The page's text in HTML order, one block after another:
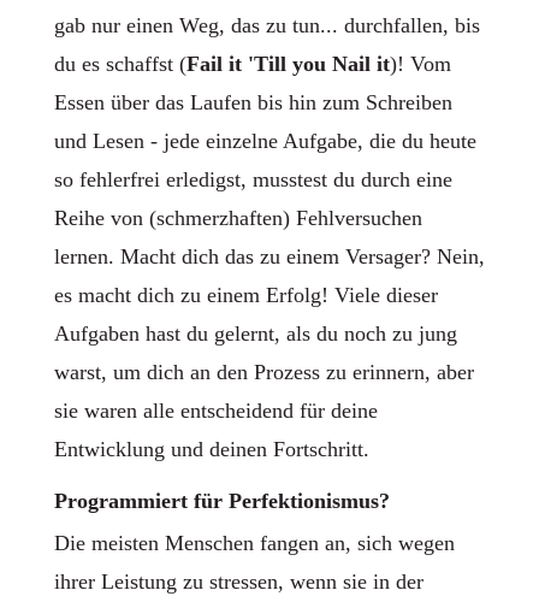
gab nur einen Weg, das zu tun... durchfallen, bis
du es schaffst (Fail it 'Till you Nail it)! Vom
Essen über das Laufen bis hin zum Schreiben
und Lesen - jede einzelne Aufgabe, die du heute
so fehlerfrei erledigst, musstest du durch eine
Reihe von (schmerzhaften) Fehlversuchen
lernen. Macht dich das zu einem Versager? Nein,
es macht dich zu einem Erfolg! Viele dieser
Aufgaben hast du gelernt, als du noch zu jung
warst, um dich an den Prozess zu erinnern, aber
sie waren alle entscheidend für deine
Entwicklung und deinen Fortschritt.
Programmiert für Perfektionismus?
Die meisten Menschen fangen an, sich wegen
ihrer Leistung zu stressen, wenn sie in der